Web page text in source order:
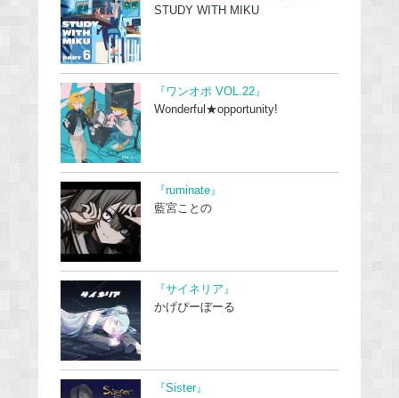
STUDY WITH MIKU
『ワンオポ VOL.22』
Wonderful★opportunity!
『ruminate』
藍宮ことの
『サイネリア』
かげぴーぼーる
『Sister』